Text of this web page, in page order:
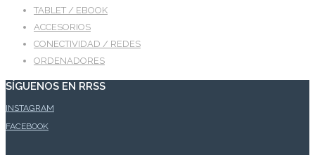
TABLET / EBOOK
ACCESORIOS
CONECTIVIDAD / REDES
ORDENADORES
SÍGUENOS EN RRSS
INSTAGRAM
FACEBOOK